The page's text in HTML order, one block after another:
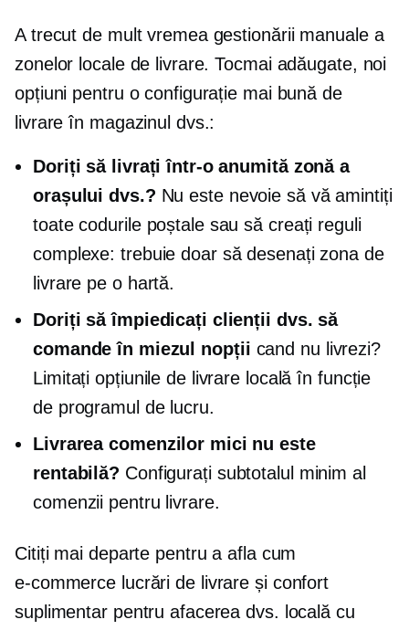
A trecut de mult vremea gestionării manuale a
zonelor locale de livrare. Tocmai adăugate, noi
opțiuni pentru o configurație mai bună de
livrare în magazinul dvs.:
Doriți să livrați într-o anumită zonă a
orașului dvs.? Nu este nevoie să vă amintiți
toate codurile poștale sau să creați reguli
complexe: trebuie doar să desenați zona de
livrare pe o hartă.
Doriți să împiedicați clienții dvs. să
comande în miezul nopții cand nu livrezi?
Limitați opțiunile de livrare locală în funcție
de programul de lucru.
Livrarea comenzilor mici nu este
rentabilă? Configurați subtotalul minim al
comenzii pentru livrare.
Citiți mai departe pentru a afla cum
e-commerce lucrări de livrare și confort
suplimentar pentru afacerea dvs. locală cu